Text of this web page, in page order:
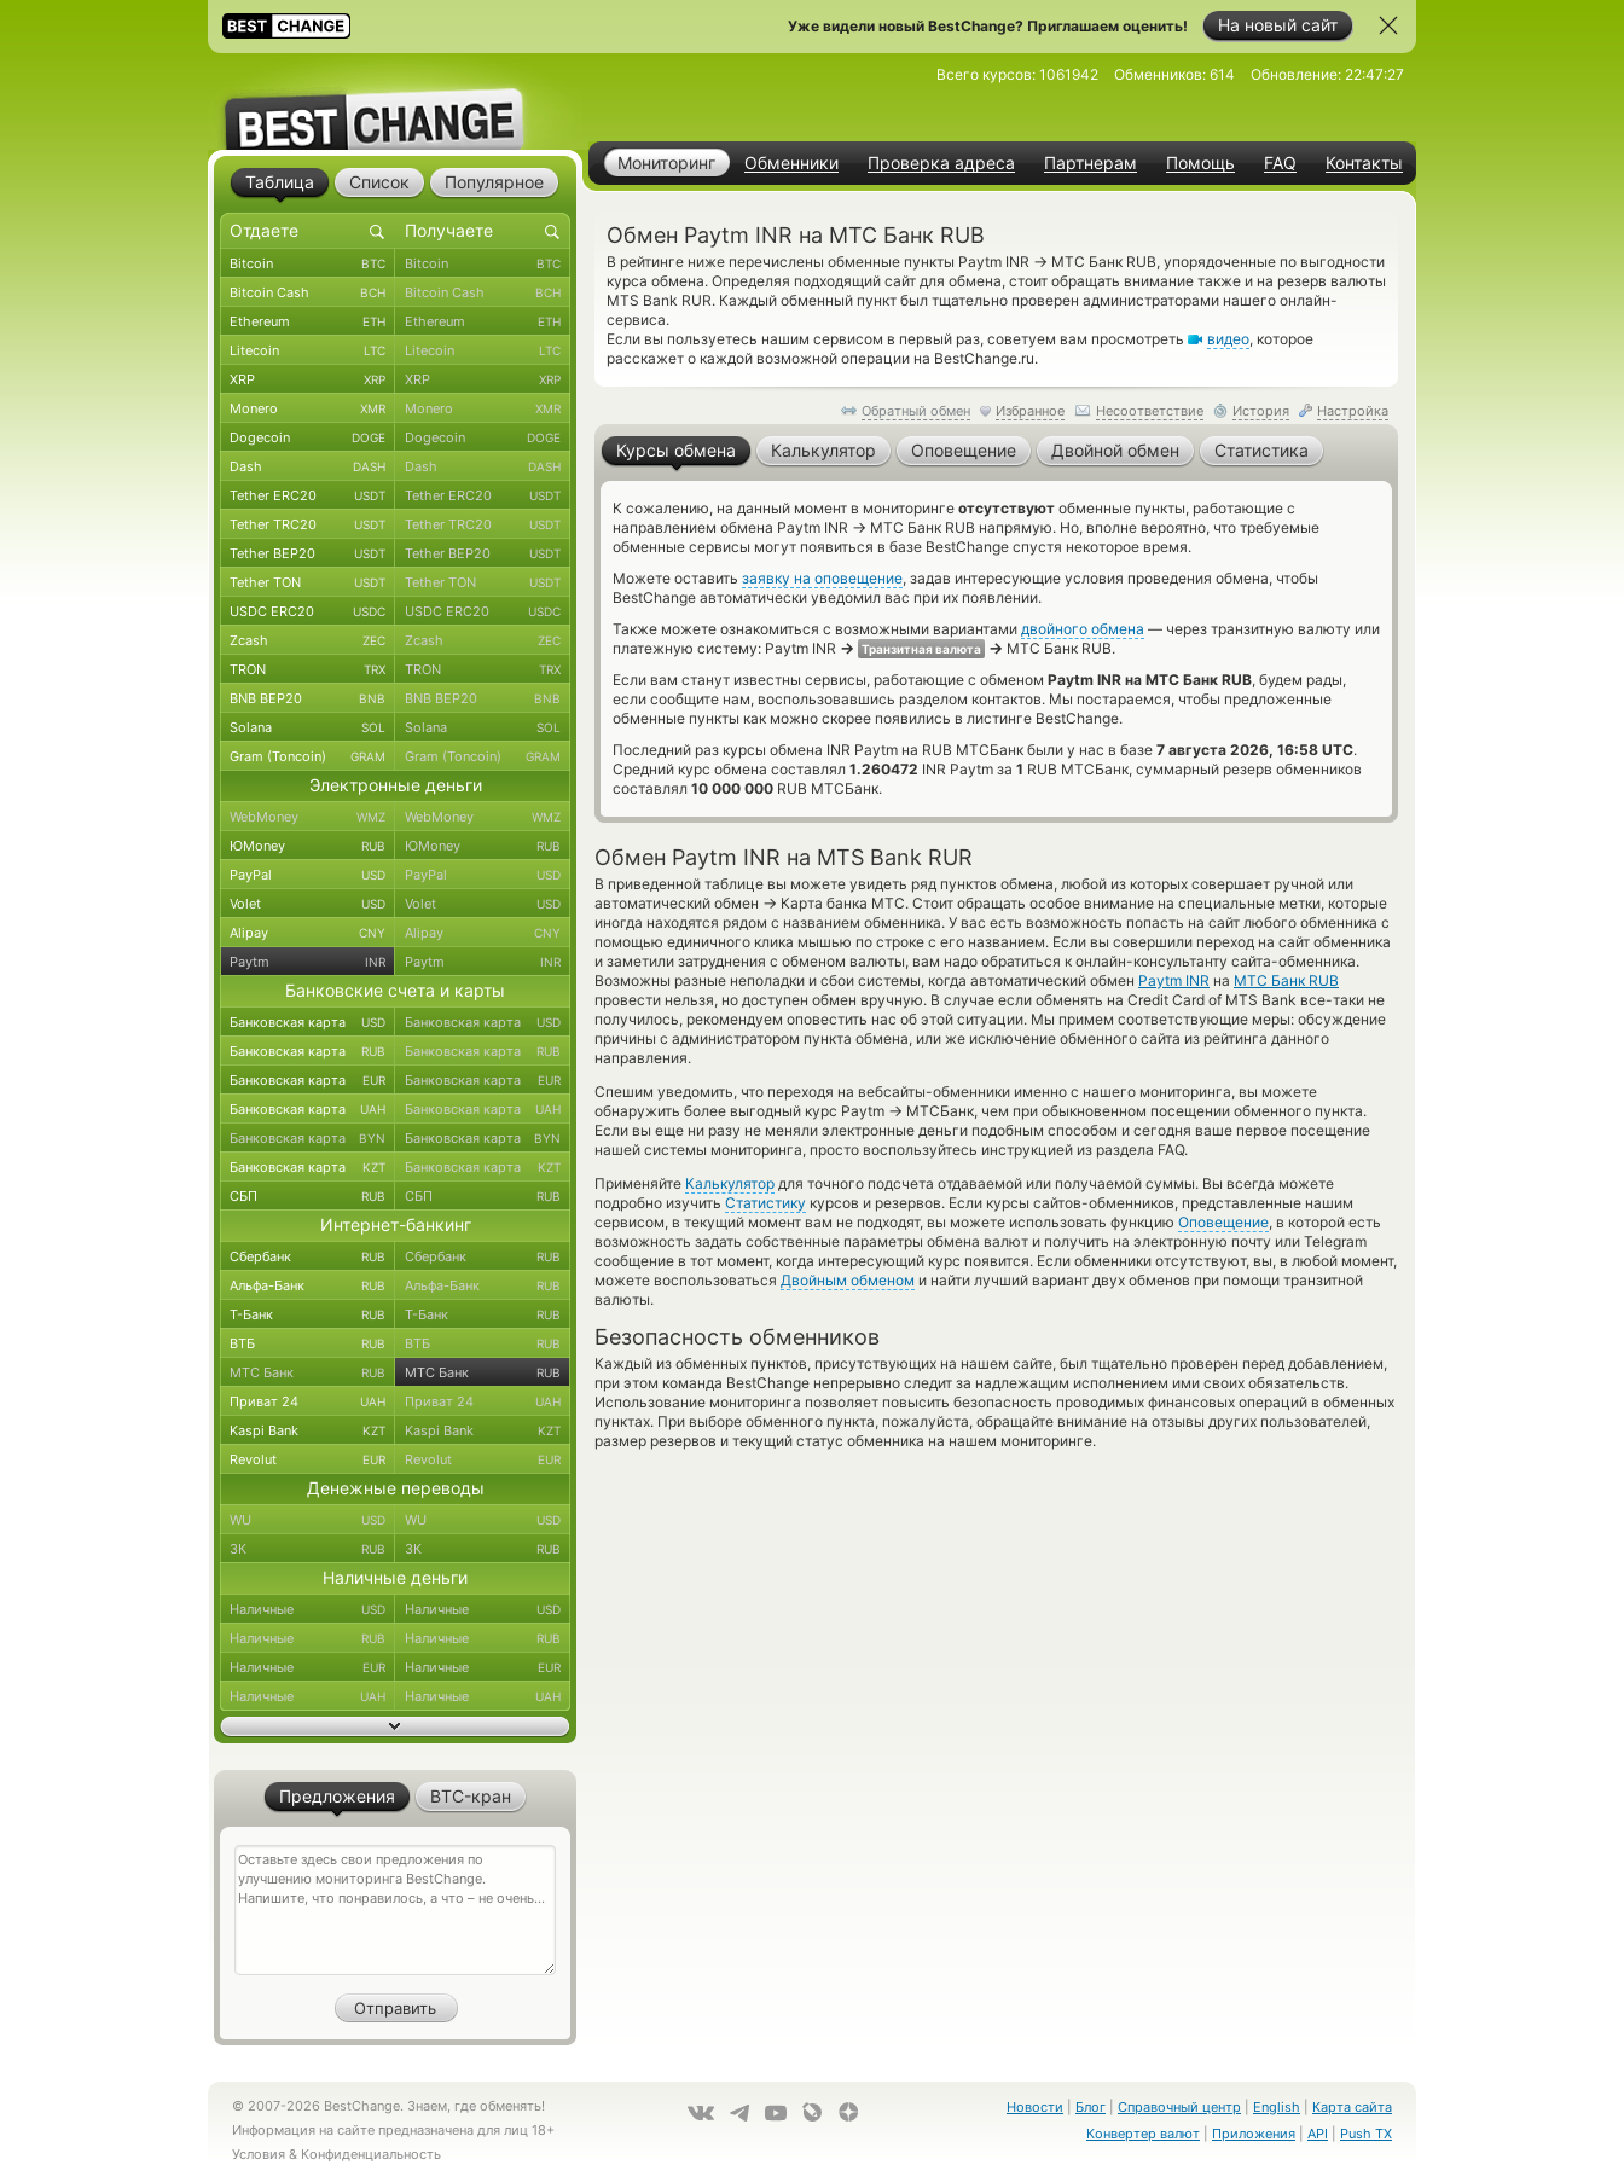
На новый сайт
Уже видели новый BestChange? Приглашаем оценить!
Мониторинг Обменники Проверка адреса Партнерам Помощь FAQ Контакты
Всего курсов: 1061942 Обменников: 614 Обновление: 22:47:27
Обмен Paytm INR на МТС Банк RUB
В рейтинге ниже перечислены обменные пункты Paytm INR → МТС Банк RUB, упорядоченные по выгодности
курса обмена. Определяя подходящий сайт для обмена, стоит обращать внимание также и на резерв валюты
MTS Bank RUR. Каждый обменный пункт был тщательно проверен администраторами нашего онлайн-
сервиса.
Если вы пользуетесь нашим сервисом в первый раз, советуем вам просмотреть
видео, которое
расскажет о каждой возможной операции на BestChange.ru.
Обратный обмен Избранное Несоответствие История Настройка
Курсы обмена Калькулятор Оповещение Двойной обмен Статистика
К сожалению, на данный момент в мониторинге отсутствуют обменные пункты, работающие с
направлением обмена Paytm INR → МТС Банк RUB напрямую. Но, вполне вероятно, что требуемые
обменные сервисы могут появиться в базе BestChange спустя некоторое время.
Можете оставить заявку на оповещение, задав интересующие условия проведения обмена, чтобы
BestChange автоматически уведомил вас при их появлении.
Также можете ознакомиться с возможными вариантами двойного обмена — через транзитную валюту или
платежную систему: Paytm INR → Транзитная валюта → МТС Банк RUB.
Если вам станут известны сервисы, работающие с обменом Paytm INR на МТС Банк RUB, будем рады,
если сообщите нам, воспользовавшись разделом контактов. Мы постараемся, чтобы предложенные
обменные пункты как можно скорее появились в листинге BestChange.
Последний раз курсы обмена INR Paytm на RUB МТСБанк были у нас в базе 7 августа 2026, 16:58 UTC.
Средний курс обмена составлял 1.260472 INR Paytm за 1 RUB МТСБанк, суммарный резерв обменников
составлял 10 000 000 RUB МТСБанк.
Обмен Paytm INR на MTS Bank RUR
В приведенной таблице вы можете увидеть ряд пунктов обмена, любой из которых совершает ручной или
автоматический обмен → Карта банка МТС. Стоит обращать особое внимание на специальные метки, которые
иногда находятся рядом с названием обменника. У вас есть возможность попасть на сайт любого обменника с
помощью единичного клика мышью по строке с его названием. Если вы совершили переход на сайт обменника
и заметили затруднения с обменом валюты, вам надо обратиться к онлайн-консультанту сайта-обменника.
Возможны разные неполадки и сбои системы, когда автоматический обмен Paytm INR на МТС Банк RUB
провести нельзя, но доступен обмен вручную. В случае если обменять на Credit Card of MTS Bank все-таки не
получилось, рекомендуем оповестить нас об этой ситуации. Мы примем соответствующие меры: обсуждение
причины с администратором пункта обмена, или же исключение обменного сайта из рейтинга данного
направления.
Спешим уведомить, что переходя на вебсайты-обменники именно с нашего мониторинга, вы можете
обнаружить более выгодный курс Paytm → МТСБанк, чем при обыкновенном посещении обменного пункта.
Если вы еще ни разу не меняли электронные деньги подобным способом и сегодня ваше первое посещение
нашей системы мониторинга, просто воспользуйтесь инструкцией из раздела FAQ.
Применяйте Калькулятор для точного подсчета отдаваемой или получаемой суммы. Вы всегда можете
подробно изучить Статистику курсов и резервов. Если курсы сайтов-обменников, представленные нашим
сервисом, в текущий момент вам не подходят, вы можете использовать функцию Оповещение, в которой есть
возможность задать собственные параметры обмена валют и получить на электронную почту или Telegram
сообщение в тот момент, когда интересующий курс появится. Если обменники отсутствуют, вы, в любой момент,
можете воспользоваться Двойным обменом и найти лучший вариант двух обменов при помощи транзитной
валюты.
Безопасность обменников
Каждый из обменных пунктов, присутствующих на нашем сайте, был тщательно проверен перед добавлением,
при этом команда BestChange непрерывно следит за надлежащим исполнением ими своих обязательств.
Использование мониторинга позволяет повысить безопасность проводимых финансовых операций в обменных
пунктах. При выборе обменного пункта, пожалуйста, обращайте внимание на отзывы других пользователей,
размер резервов и текущий статус обменника на нашем мониторинге.
Таблица Список Популярное
Bitcoin BTC Bitcoin BTC
Bitcoin Cash BCH Bitcoin Cash BCH
Ethereum ETH Ethereum ETH
Litecoin LTC Litecoin LTC
XRP XRP XRP XRP
Monero XMR Monero XMR
Dogecoin DOGE Dogecoin DOGE
Dash DASH Dash DASH
Tether ERC20 USDT Tether ERC20 USDT
Tether TRC20 USDT Tether TRC20 USDT
Tether BEP20 USDT Tether BEP20 USDT
Tether TON USDT Tether TON USDT
USDC ERC20 USDC USDC ERC20 USDC
Zcash ZEC Zcash ZEC
TRON TRX TRON TRX
BNB BEP20 BNB BNB BEP20 BNB
Solana SOL Solana SOL
Gram (Toncoin) GRAM Gram (Toncoin) GRAM
Электронные деньги
WebMoney WMZ WebMoney WMZ
ЮMoney RUB ЮMoney RUB
PayPal USD PayPal USD
Volet USD Volet USD
Alipay CNY Alipay CNY
Paytm INR Paytm INR
Банковские счета и карты
Банковская карта USD Банковская карта USD
Банковская карта RUB Банковская карта RUB
Банковская карта EUR Банковская карта EUR
Банковская карта UAH Банковская карта UAH
Банковская карта BYN Банковская карта BYN
Банковская карта KZT Банковская карта KZT
СБП RUB СБП RUB
Интернет-банкинг
Сбербанк RUB Сбербанк RUB
Альфа-Банк RUB Альфа-Банк RUB
Т-Банк RUB Т-Банк RUB
ВТБ RUB ВТБ RUB
МТС Банк RUB МТС Банк RUB
Приват 24 UAH Приват 24 UAH
Kaspi Bank KZT Kaspi Bank KZT
Revolut EUR Revolut EUR
Денежные переводы
WU USD WU USD
ЗК RUB ЗК RUB
Наличные деньги
Наличные USD Наличные USD
Наличные RUB Наличные RUB
Наличные EUR Наличные EUR
Наличные UAH Наличные UAH
Предложения BTC-кран
© 2007-2026 BestChange. Знаем, где обменять!
Информация на сайте предназначена для лиц 18+
Условия & Конфиденциальность
Новости Блог Справочный центр English
Карта сайта
Конвертер валют
Приложения API Push TX